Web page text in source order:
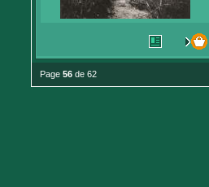
Page 56 de 62